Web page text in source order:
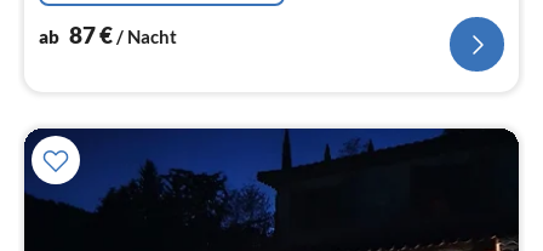
ab 87€/ Nacht